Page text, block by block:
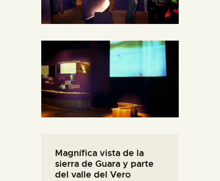
Magnífica vista de la
sierra de Guara y parte
del valle del Vero